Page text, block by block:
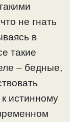
не гнать
в
такие
– бедные,
истинному